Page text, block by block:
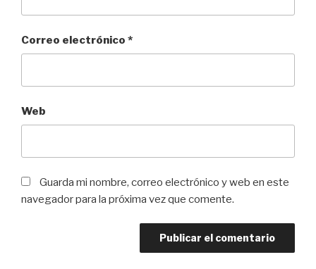
Correo electrónico *
Web
Guarda mi nombre, correo electrónico y web en este
navegador para la próxima vez que comente.